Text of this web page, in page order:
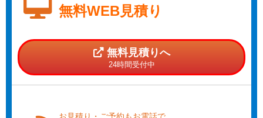
無料WEB見積り
無料見積りへ
24時間受付中